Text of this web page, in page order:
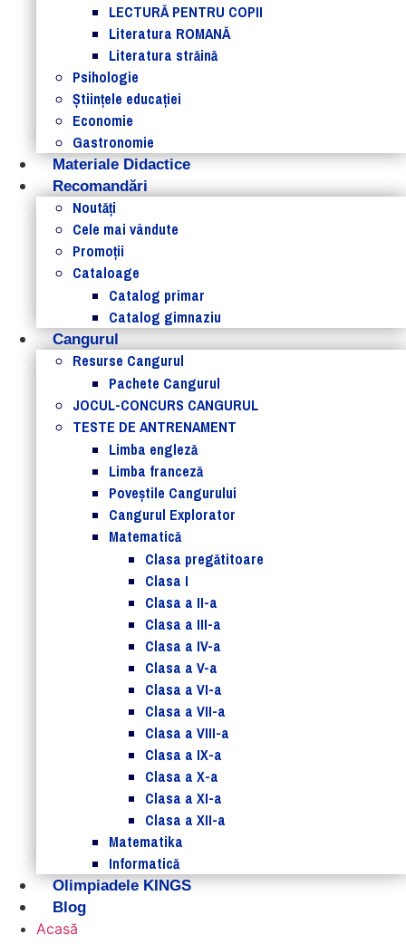
LECTURĂ PENTRU COPII
Literatura ROMANĂ
Literatura străină
Psihologie
Ştiinţele educaţiei
Economie
Gastronomie
Materiale Didactice
Recomandări
Noutăţi
Cele mai vândute
Promoții
Cataloage
Catalog primar
Catalog gimnaziu
Cangurul
Resurse Cangurul
Pachete Cangurul
JOCUL-CONCURS CANGURUL
TESTE DE ANTRENAMENT
Limba engleză
Limba franceză
Poveștile Cangurului
Cangurul Explorator
Matematică
Clasa pregătitoare
Clasa I
Clasa a II-a
Clasa a III-a
Clasa a IV-a
Clasa a V-a
Clasa a VI-a
Clasa a VII-a
Clasa a VIII-a
Clasa a IX-a
Clasa a X-a
Clasa a XI-a
Clasa a XII-a
Matematika
Informatică
Olimpiadele KINGS
Blog
Acasă